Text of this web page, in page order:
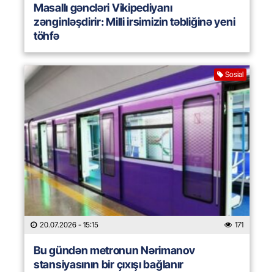
Masallı gəncləri Vikipediyanı
zənginləşdirir: Milli irsimizin təbliğinə yeni
töhfə
Sosial
20.07.2026 - 15:15 171
Bu gündən metronun Nərimanov
stansiyasının bir çıxışı bağlanır